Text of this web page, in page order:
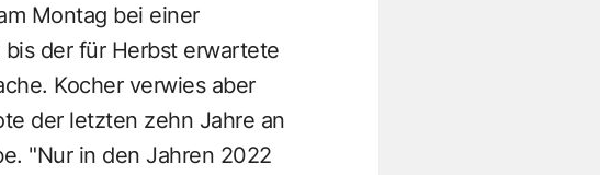
Montag bei einer
der für Herbst erwartete
Kocher verwies aber
der letzten zehn Jahre an
"Nur in den Jahren 2022